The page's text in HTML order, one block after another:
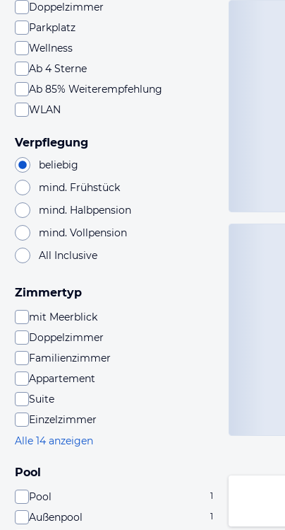
Doppelzimmer
Parkplatz
Wellness
Ab 4 Sterne
Ab 85% Weiterempfehlung
WLAN
Verpflegung
beliebig
mind. Frühstück
mind. Halbpension
mind. Vollpension
All Inclusive
Zimmertyp
mit Meerblick
Doppelzimmer
Familienzimmer
Appartement
Suite
Einzelzimmer
Alle 14 anzeigen
Pool
Pool 1
Außenpool 1